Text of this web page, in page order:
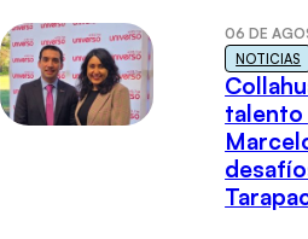
06 DE
NOTICIAS
talento